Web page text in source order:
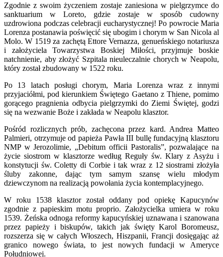
Zgodnie z swoim życzeniem zostaje zaniesiona w pielgrzymce do
sanktuarium w Loreto, gdzie zostaje w sposób cudowny
uzdrowiona podczas celebracji eucharystycznej! Po powrocie Maria
Lorenza postanawia poświęcić się ubogim i chorym w San Nicola al
Molo. W 1519 za zachętą Ettore Vernazza, genueńskiego notariusza
i założyciela Towarzystwa Boskiej Miłości, przyjmuje boskie
natchnienie, aby złożyć Szpitala nieuleczalnie chorych w Neapolu,
który został zbudowany w 1522 roku.
Po 13 latach posługi chorym, Maria Lorenza wraz z innymi
przyjaciółmi, pod kierunkiem Świętego Gaetano z Thiene, pomimo
gorącego pragnienia odbycia pielgrzymki do Ziemi Świętej, godzi
się na wezwanie Boże i zakłada w Neapolu klasztor.
Pośród rozlicznych prób, zachęcona przez kard. Andrea Matteo
Palmieri, otrzymuje od papieża Pawła III bullę fundacyjną klasztoru
NMP w Jerozolimie, „Debitum officii Pastoralis”, pozwalające na
życie siostrom w klasztorze według Reguły św. Klary z Asyżu i
konstytucji św. Coletty di Corbie i tak wraz z 12 siostrami złożyła
śluby zakonne, dając tym samym szansę wielu młodym
dziewczynom na realizacją powołania życia kontemplacyjnego.
W roku 1538 klasztor został oddany pod opiekę Kapucynów
zgodnie z papieskim motu proprio. Założycielka umiera w roku
1539. Żeńska odnoga reformy kapucyńskiej uznawana i szanowana
przez papieży i biskupów, takich jak święty Karol Boromeusz,
rozszerza się w całych Włoszech, Hiszpanii, Francji dosięgając aż
granico nowego świata, to jest nowych fundacji w Ameryce
Południowej.